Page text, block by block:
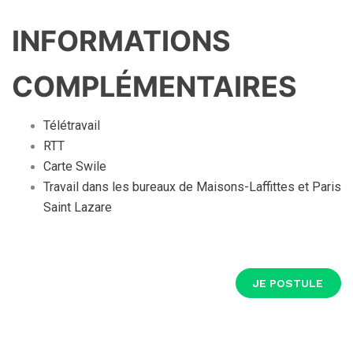
INFORMATIONS
COMPLÉMENTAIRES
Télétravail
RTT
Carte Swile
Travail dans les bureaux de Maisons-Laffittes et Paris
Saint Lazare
JE POSTULE